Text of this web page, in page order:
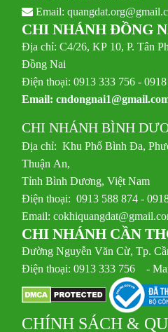
Email:
CHI NHÁNH ĐỒNG
Địa chỉ: C4/26, KP 10, P. Tân
Đồng Nai
Điện thoại: 0913 333 756 -
Email:
CHI NHÁNH BÌNH
Địa chỉ: Khu Phố Bình Đa,
Thuận An,
Tỉnh Bình Dương, Việt Nam
Điện thoại: 0913 588 874 -
Email:
CHI NHÁNH CẦN
Đường Nguyễn Văn Cừ, Tp.
Điện thoại: 0913 333 756 -
CHÍNH SÁCH &